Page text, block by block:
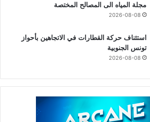
مجلة المياه الى المصالح المختصة
2026-08-08
استئناف حركة القطارات في الاتجاهين بأحواز
تونس الجنوبية
2026-08-08